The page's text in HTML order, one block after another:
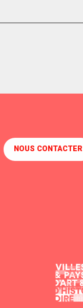
NOUS CONTACTER